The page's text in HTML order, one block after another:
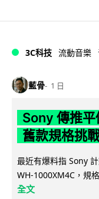
3C科技 流動音樂
藍骨 1 日
Sony 傳推
舊款規格挑
最近有爆料指 Sony
WH-1000XM4C，規
全文